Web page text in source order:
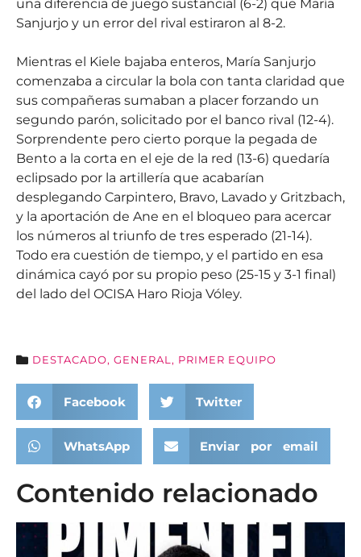
una diferencia de juego sustancial (6-2) que María
Sanjurjo y un error del rival estiraron al 8-2.
Mientras el Kiele bajaba enteros, María Sanjurjo
comenzaba a circular la bola con tanta claridad que
sus compañeras sumaban a placer forzando un
segundo parón, solicitado por el banco rival (12-4).
Sorprendente pero cierto porque la pegada de
Bento a la corta en el eje de la red (13-6) quedaría
eclipsado por la artillería que acabarían
desplegando Carpintero, Bravo, Lavado y Gritzbach,
y la aportación de Ane en el bloqueo para acercar
los números al triunfo de tres esperado (21-14).
Todo era cuestión de tiempo, y el partido en esa
dinámica cayó por su propio peso (25-15 y 3-1 final)
del lado del OCISA Haro Rioja Vóley.
DESTACADO, GENERAL, PRIMER EQUIPO
Facebook Twitter
WhatsApp Enviar por email
Contenido relacionado